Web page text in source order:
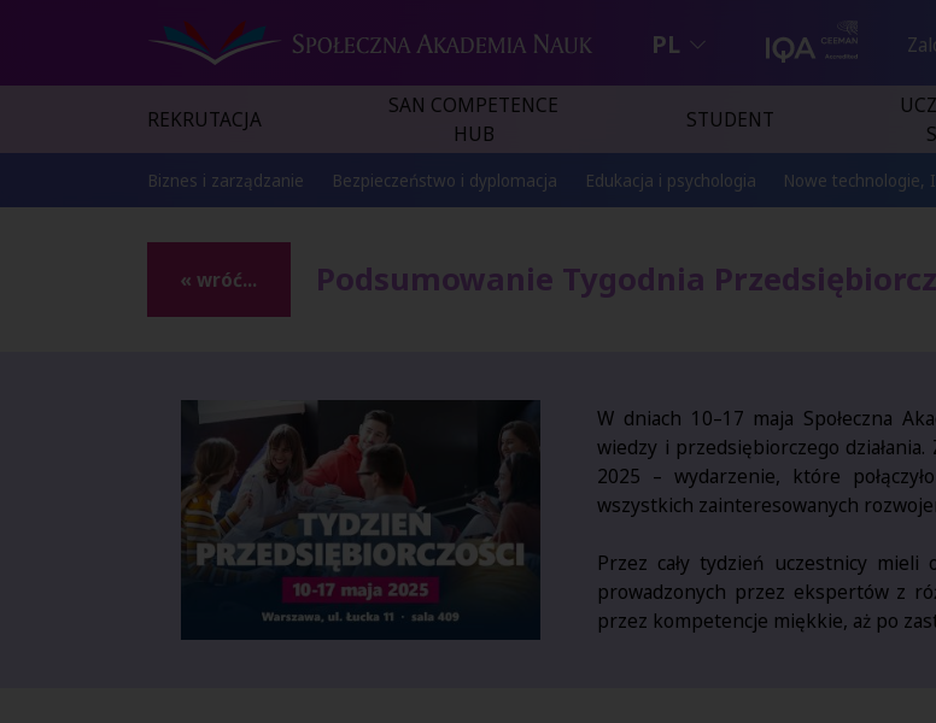
PL
REKRUTACJA
SAN COMPETENCE
HUB
STUDENT
Biznes i zarządzanie Bezpieczeństwo i dyplomacja Edukacja i psychologia Nowe technologie,
« wróć... Podsumowanie Tygodnia
W dniach 10–17 maja Społeczna
wiedzy i przedsiębiorczego
2025 – wydarzenie, które
wszystkich zainteresowanych
Przez cały tydzień uczestnicy
prowadzonych przez ekspertów z
przez kompetencje miękkie, aż po